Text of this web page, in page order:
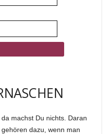
machst Du nichts. Daran
dazu, wenn man